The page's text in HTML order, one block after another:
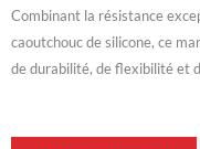
Combinant la résistance
caoutchouc de silicone, ce
de durabilité, de flexibilité et